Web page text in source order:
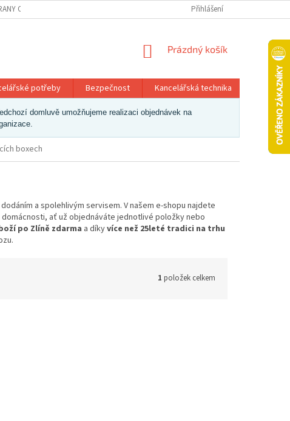
OSOBNÍCH ÚDAJŮ Přihlášení
NÁKUPNÍ
Prázdný košík
potřeby Bezpečnost Kancelářská technika Papír a
domluvě umožňujeme realizaci objednávek na
boxech
a spolehlivým servisem. V našem e-shopu najdete
ať už objednáváte jednotlivé položky nebo
po Zlíně zdarma a díkyvíce než 25leté tradici na trhu
1 položek celkem